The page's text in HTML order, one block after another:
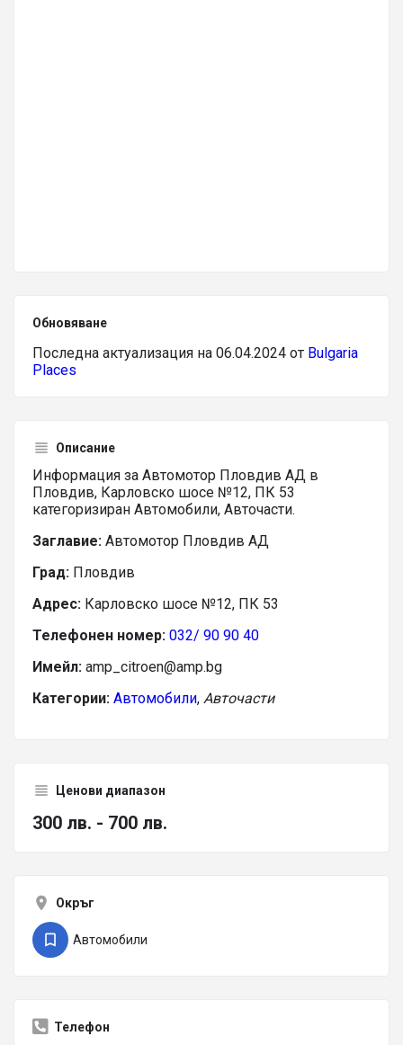
Обновяване
Последна актуализация на 06.04.2024 от Bulgaria
Places
Описание
Информация за Автомотор Пловдив АД в
Пловдив, Карловско шосе №12, ПК 53
категоризиран Автомобили, Авточасти.
Заглавие: Автомотор Пловдив АД
Град: Пловдив
Адрес: Карловско шосе №12, ПК 53
Телефонен номер: 032/ 90 90 40
Имейл: amp_citroen@amp.bg
Категории: Автомобили, Авточасти
Ценови диапазон
300 лв. - 700 лв.
Окръг
Автомобили
Телефон